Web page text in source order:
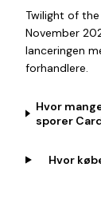
Twilight of
November
lanceringen
forhandlere.
Hvor
sporer
Hvor